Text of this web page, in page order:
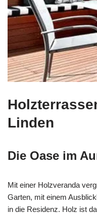
Linden
Die Oase im
Mit einer Holzveranda
Garten, mit einem
in die Residenz. Holz ist